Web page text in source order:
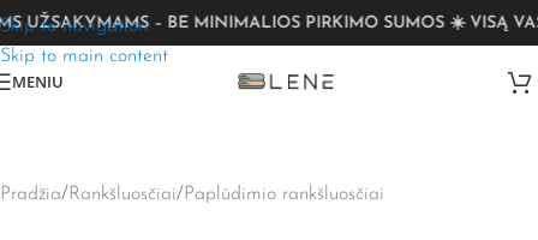
Skip to navigation
Skip to main content
– BE MINIMALIOS PIRKIMO SUMOS ☀️ VISĄ
MENIU
Pradžia/Rankšluosčiai/Paplūdimio rankšluosčiai